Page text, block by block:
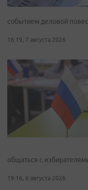
событием деловой
16:19, 7 августа 2026
общаться с
19:16, 6 августа 2026